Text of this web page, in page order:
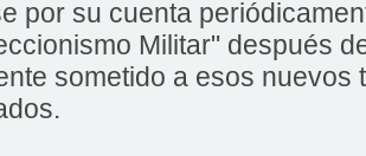
por su cuenta
Militar" después
sometido a esos